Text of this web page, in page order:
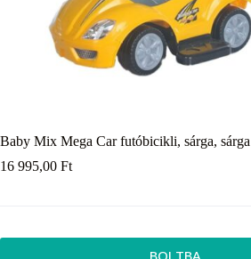
Baby Mix Mega Car futóbicikli, sárga, sárga
16 995,00 Ft